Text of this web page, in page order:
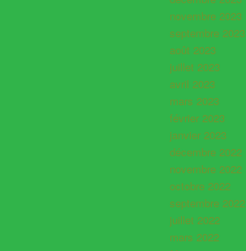
novembre 2023
septembre 2023
août 2023
juillet 2023
avril 2023
mars 2023
février 2023
janvier 2023
décembre 2022
novembre 2022
octobre 2022
septembre 2022
juillet 2022
mars 2022